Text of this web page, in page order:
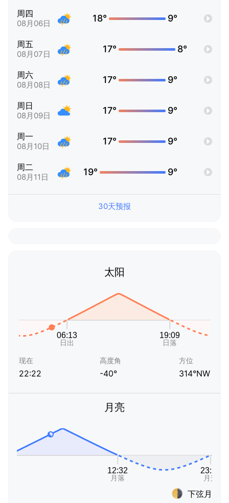
周四
08月06日 18° 9°
周五
08月07日 17° 8°
周六
08月08日 17° 9°
周日
08月09日 17° 9°
周一
08月10日 17° 9°
周二
08月11日 19° 9°
30天预报
太阳
现在
22:22
高度角
-40°
方位
314°NW
月亮
下弦月